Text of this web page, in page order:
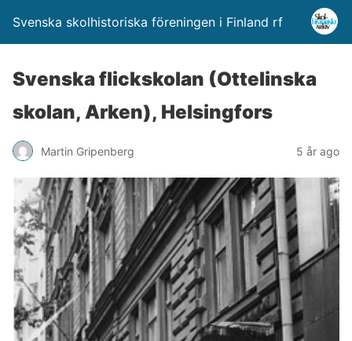
Svenska skolhistoriska föreningen i Finland rf
Svenska flickskolan (Ottelinska
skolan, Arken), Helsingfors
Martin Gripenberg 5 år ago